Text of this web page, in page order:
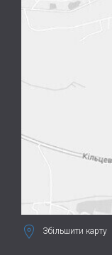
Збільшити карту